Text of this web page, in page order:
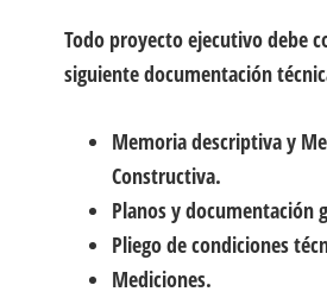
Todo proyecto ejecutivo debe
siguiente documentación
Memoria descriptiva y
Constructiva.
Planos y documentación
Pliego de condiciones
Mediciones.